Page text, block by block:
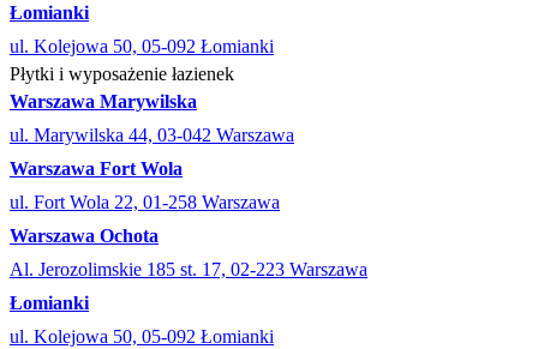
Łomianki
ul. Kolejowa 50, 05-092 Łomianki
Płytki i wyposażenie łazienek
Warszawa Marywilska
ul. Marywilska 44, 03-042 Warszawa
Warszawa Fort Wola
ul. Fort Wola 22, 01-258 Warszawa
Warszawa Ochota
Al. Jerozolimskie 185 st. 17, 02-223 Warszawa
Łomianki
ul. Kolejowa 50, 05-092 Łomianki